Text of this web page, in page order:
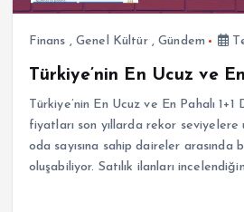
Finans , Genel Kültür,Gündem
Türkiye’nin En Ucuz ve
Türkiye’nin En Ucuz ve En Pahalı
fiyatları son yıllarda rekor seviyelere
oda sayısına sahip daireler
oluşabiliyor. Satılık ilanları